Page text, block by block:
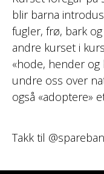
blir barna
fugler, frø, bark
andre kurset i
«hode, hender og
undre oss over
også «adoptere»
Takk til